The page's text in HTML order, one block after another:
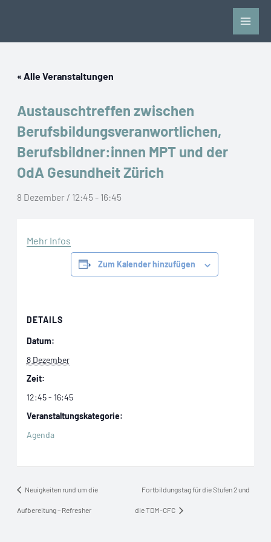
« Alle Veranstaltungen
Austauschtreffen zwischen
Berufsbildungsveranwortlichen,
Berufsbildner:innen MPT und der
OdA Gesundheit Zürich
8 Dezember / 12:45 - 16:45
Mehr Infos
Zum Kalender hinzufügen
DETAILS
Datum:
8 Dezember
Zeit:
12:45 - 16:45
Veranstaltungskategorie:
Agenda
Neuigkeiten rund um die
Aufbereitung – Refresher
Fortbildungstag für die Stufen 2 und
die TDM-CFC